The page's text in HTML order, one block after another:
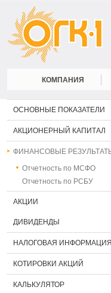
КОМПАНИЯ
ОСНОВНЫЕ ПОКАЗАТЕЛИ
АКЦИОНЕРНЫЙ КАПИТАЛ
ФИНАНСОВЫЕ
Отчетность по МСФО
Отчетность по РСБУ
АКЦИИ
ДИВИДЕНДЫ
НАЛОГОВАЯ ИНФОРМАЦИЯ
КОТИРОВКИ АКЦИЙ
КАЛЬКУЛЯТОР